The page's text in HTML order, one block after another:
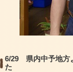
6/29 県内中予地方
た